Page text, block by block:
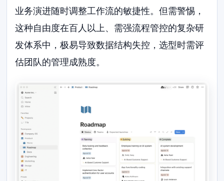
业务演进随时调整工作流的敏捷性。但需警惕，
这种自由度在百人以上、需强流程管控的复杂研
发体系中，极易导致数据结构失控，选型时需评
估团队的管理成熟度。